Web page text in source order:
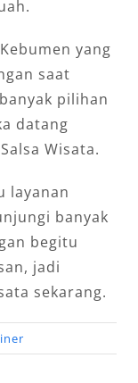
yang
saat
pilihan
datang
Wisata.
layanan
banyak
begitu
jadi
sekarang.